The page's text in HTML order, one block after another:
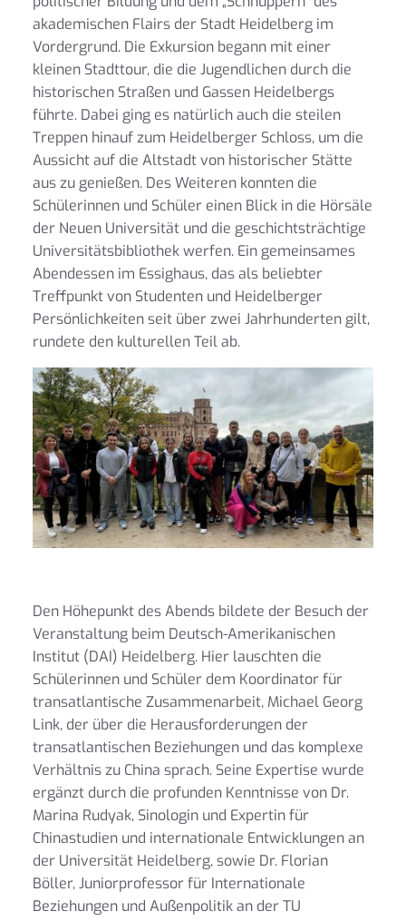
akademischen Flairs der Stadt Heidelberg im
Vordergrund. Die Exkursion begann mit einer
kleinen Stadttour, die die Jugendlichen durch die
historischen Straßen und Gassen Heidelbergs
führte. Dabei ging es natürlich auch die steilen
Treppen hinauf zum Heidelberger Schloss, um die
Aussicht auf die Altstadt von historischer Stätte
aus zu genießen. Des Weiteren konnten die
Schülerinnen und Schüler einen Blick in die Hörsäle
der Neuen Universität und die geschichtsträchtige
Universitätsbibliothek werfen. Ein gemeinsames
Abendessen im Essighaus, das als beliebter
Treffpunkt von Studenten und Heidelberger
Persönlichkeiten seit über zwei Jahrhunderten gilt,
rundete den kulturellen Teil ab.
Den Höhepunkt des Abends bildete der Besuch der
Veranstaltung beim Deutsch-Amerikanischen
Institut (DAI) Heidelberg. Hier lauschten die
Schülerinnen und Schüler dem Koordinator für
transatlantische Zusammenarbeit, Michael Georg
Link, der über die Herausforderungen der
transatlantischen Beziehungen und das komplexe
Verhältnis zu China sprach. Seine Expertise wurde
ergänzt durch die profunden Kenntnisse von Dr.
Marina Rudyak, Sinologin und Expertin für
Chinastudien und internationale Entwicklungen an
der Universität Heidelberg, sowie Dr. Florian
Böller, Juniorprofessor für Internationale
Beziehungen und Außenpolitik an der TU